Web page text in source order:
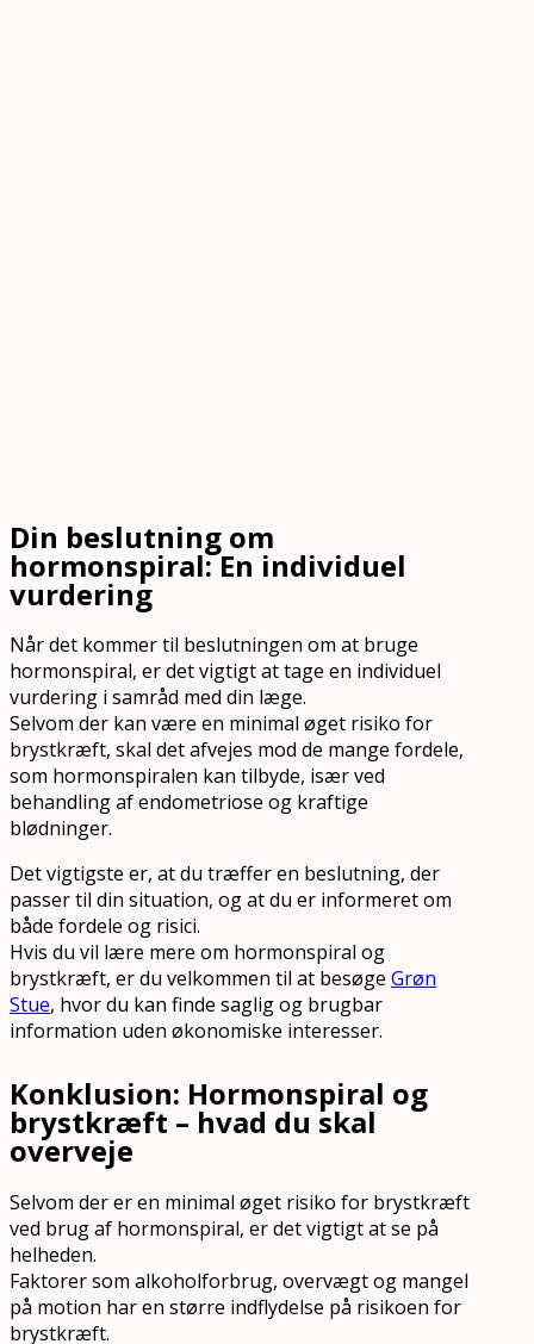
Din beslutning om
hormonspiral: En individuel
vurdering
Når det kommer til beslutningen om at bruge
hormonspiral, er det vigtigt at tage en individuel
vurdering i samråd med din læge.
Selvom der kan være en minimal øget risiko for
brystkræft, skal det afvejes mod de mange fordele,
som hormonspiralen kan tilbyde, især ved
behandling af endometriose og kraftige
blødninger.
Det vigtigste er, at du træffer en beslutning, der
passer til din situation, og at du er informeret om
både fordele og risici.
Hvis du vil lære mere om hormonspiral og
brystkræft, er du velkommen til at besøge Grøn
Stue, hvor du kan finde saglig og brugbar
information uden økonomiske interesser.
Konklusion: Hormonspiral og
brystkræft – hvad du skal
overveje
Selvom der er en minimal øget risiko for brystkræft
ved brug af hormonspiral, er det vigtigt at se på
helheden.
Faktorer som alkoholforbrug, overvægt og mangel
på motion har en større indflydelse på risikoen for
brystkræft.